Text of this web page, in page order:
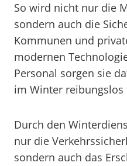
So wird nicht nur die
sondern auch die
Kommunen und
modernen
Personal sorgen sie
im Winter
Durch den
nur die
sondern auch das